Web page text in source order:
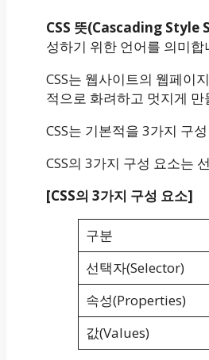
CSS 뜻(Cascading Style
성하기 위한 언어를 의미합
CSS는 웹사이트의 웹페이
적으로 화려하고 멋지게
CSS는 기본적을 3가지 구
CSS의 3가지 구성 요소는
[CSS의 3가지 구성 요소]
구분
선택자(Selector)
속성(Properties)
값(Values)